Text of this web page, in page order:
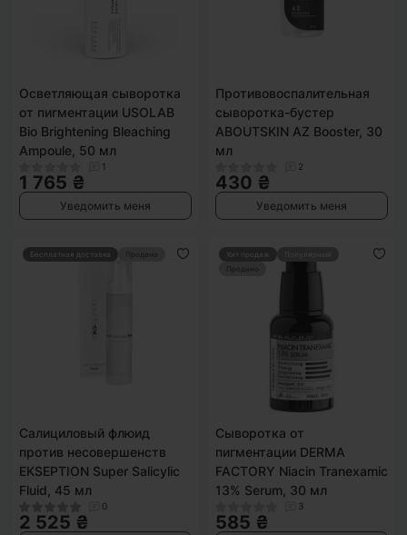
Осветляющая сыворотка
от пигментации USOLAB
Bio Brightening Bleaching
Ampoule, 50 мл
1
1 765 ₴
Уведомить меня
Противовоспалительная
сыворотка-бустер
ABOUTSKIN AZ Booster, 30
мл
2
430 ₴
Уведомить меня
Бесплатная доставка Продано
Салициловый флюид
против несовершенств
EKSEPTION Super Salicylic
Fluid, 45 мл
0
2 525 ₴
Хит продаж
Продано
Сыворотка от
пигментации DERMA
FACTORY Niacin Tranexamic
13% Serum, 30 мл
3
585 ₴